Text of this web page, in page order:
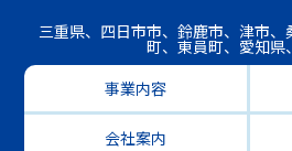
三重県、四日市市、鈴鹿市、津市
町、東員町、愛知県
事業内容
会社案内